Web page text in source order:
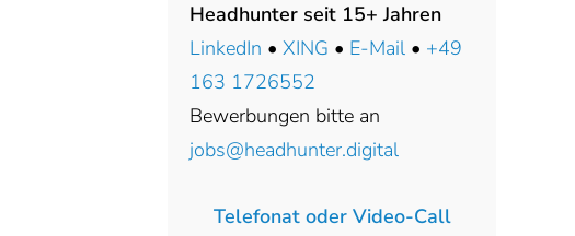
Headhunter seit 15+ Jahren
LinkedIn • XING • E-Mail • +49
163 1726552
Bewerbungen bitte an
jobs@headhunter.digital
Telefonat oder Video-Call